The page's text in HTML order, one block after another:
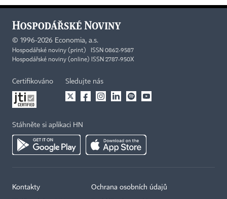
© 1996-2026 Economia, a.s.
Hospodářské noviny (print) ISSN 0862-9587
Hospodářské noviny (online) ISSN 2787-950X
Certifikováno Sledujte nás
Stáhněte si aplikaci HN
Kontakty Ochrana osobních údajů